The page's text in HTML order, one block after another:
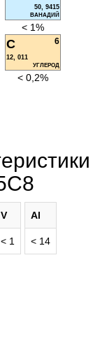
50, 9415
ВАНАДИЙ
< 1%
C 6
12, 011
УГЛЕРОД
< 0,2%
V
< 1
Al
< 14